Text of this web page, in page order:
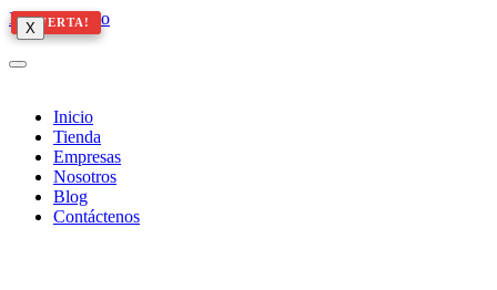
Ir al contenido
Inicio
Tienda
Empresas
Nosotros
Blog
Contáctenos
X
X
X
¡OFERTA!
¡OFERTA!
¡OFERTA!